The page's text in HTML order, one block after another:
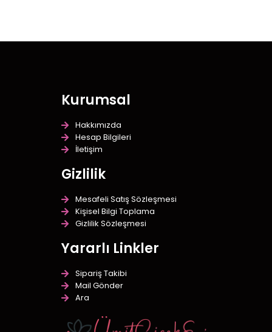
Kurumsal
Hakkımızda
Hesap Bilgileri
İletişim
Gizlilik
Mesafeli Satış Sözleşmesi
Kişisel Bilgi Toplama
Gizlilik Sözleşmesi
Yararlı Linkler
Sipariş Takibi
Mail Gönder
Ara